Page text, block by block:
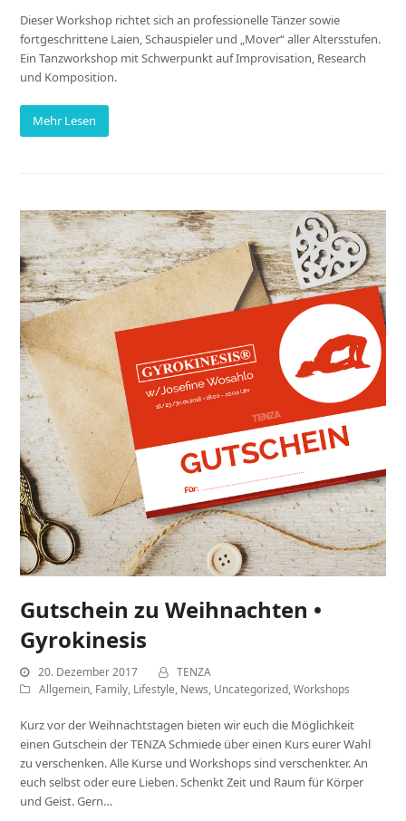
Dieser Workshop richtet sich an professionelle Tänzer sowie
fortgeschrittene Laien, Schauspieler und „Mover“ aller Altersstufen.
Ein Tanzworkshop mit Schwerpunkt auf Improvisation, Research
und Komposition.
Mehr Lesen
Gutschein zu Weihnachten •
Gyrokinesis
20. Dezember 2017
TENZA
Allgemein, Family, Lifestyle, News, Uncategorized,Workshops
Kurz vor der Weihnachtstagen bieten wir euch die Möglichkeit
einen Gutschein der TENZA Schmiede über einen Kurs eurer Wahl
zu verschenken. Alle Kurse und Workshops sind verschenkter. An
euch selbst oder eure Lieben. Schenkt Zeit und Raum für Körper
und Geist. Gern…